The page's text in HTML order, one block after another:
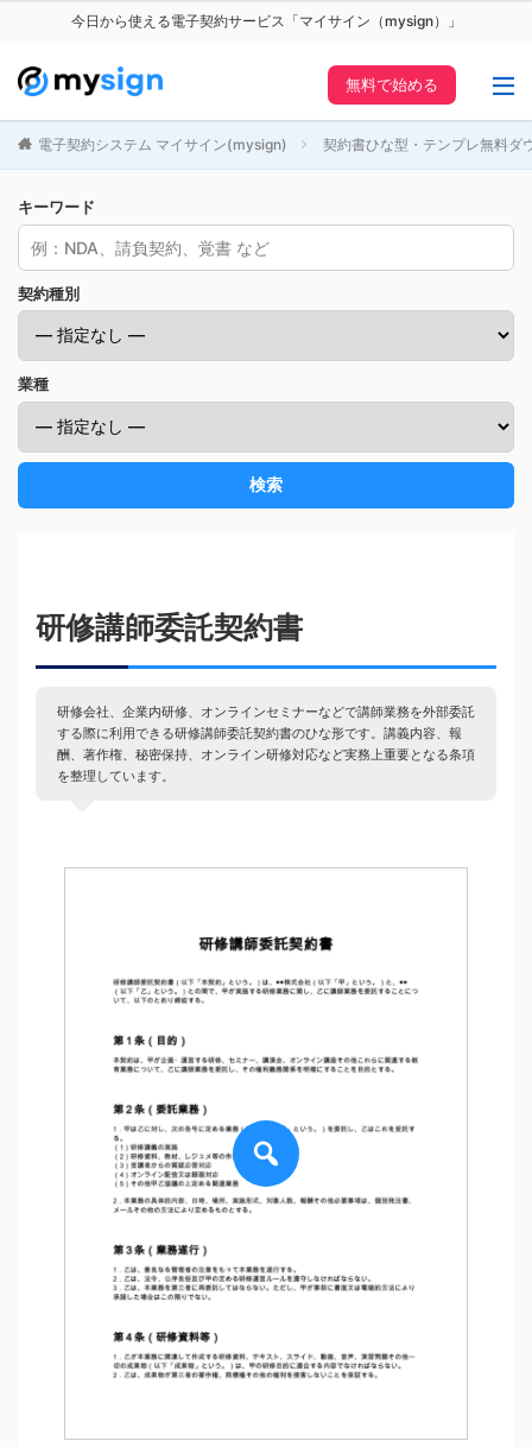
今日から使える電子契約サービス「マイサイン（mysign）」
無料で始める
電子契約システム マイサイン(mysign) 契約書ひな型・テンプレ無料ダ
キーワード
契約種別
業種
検索
研修講師委託契約書
研修会社、企業内研修、オンラインセミナーなどで講師業務を外部委託
する際に利用できる研修講師委託契約書のひな形です。講義内容、報
酬、著作権、秘密保持、オンライン研修対応など実務上重要となる条項
を整理しています。